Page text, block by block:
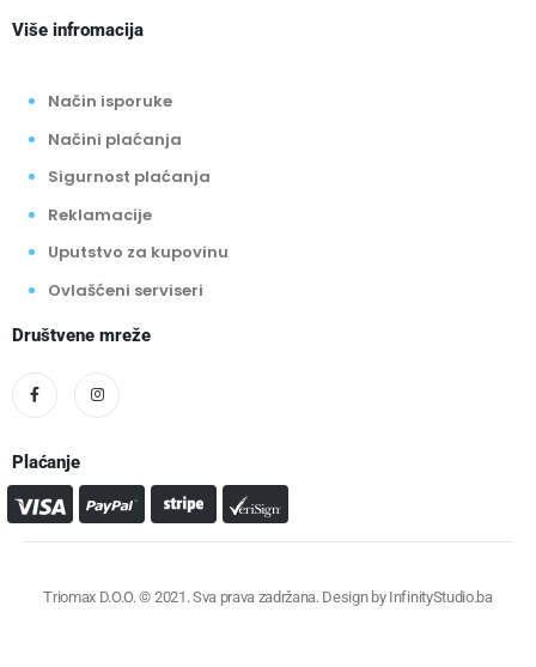
Više infromacija
Način isporuke
Načini plaćanja
Sigurnost plaćanja
Reklamacije
Uputstvo za kupovinu
Ovlašćeni serviseri
Društvene mreže
Plaćanje
Triomax D.O.O. © 2021. Sva prava zadržana. Design by InfinityStudio.ba